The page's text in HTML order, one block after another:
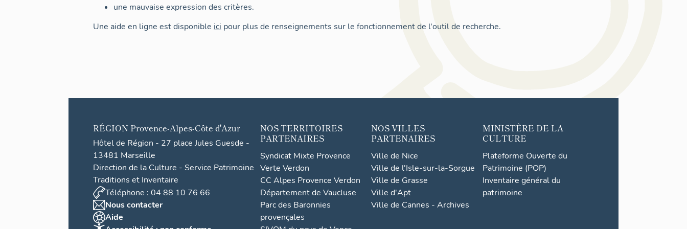
une mauvaise expression des critères.
Une aide en ligne est disponible ici pour plus de renseignements sur le fonctionnement de l'outil de recherche.
RÉGION Provence-Alpes-Côte d'Azur
Hôtel de Région - 27 place Jules Guesde -
13481 Marseille
Direction de la Culture - Service Patrimoine
Traditions et Inventaire
Téléphone : 04 88 10 76 66
Nous contacter
Aide
NOS TERRITOIRES
PARTENAIRES
Syndicat Mixte Provence
Verte Verdon
CC Alpes Provence Verdon
Département de Vaucluse
Parc des Baronnies
provençales
NOS VILLES
PARTENAIRES
Ville de Nice
Ville de l'Isle-sur-la-Sorgue
Ville de Grasse
Ville d'Apt
Ville de Cannes - Archives
MINISTÈRE DE LA
CULTURE
Plateforme Ouverte du
Patrimoine (POP)
Inventaire général du
patrimoine